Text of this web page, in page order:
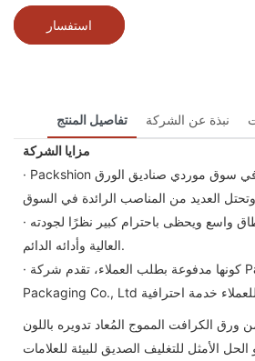
استفسار
تفاصيل المنتج نبذة عن الشركة
مزايا الشركة
· Packshion هي شركة عالمية في سوق موردي صناديق الورق
· المنتج موصى به على نطاق واسع ويحظى باحترام كبير نظرًا لجودته
العالية وأدائه الدائم.
· كونها مدفوعة بطلب العملاء، تقدم شركة Packshion Printing &
ورق الكرافت المموج المُعاد تدويره باللون
الأمثل للتغليف الصديق للبيئة للعلامات